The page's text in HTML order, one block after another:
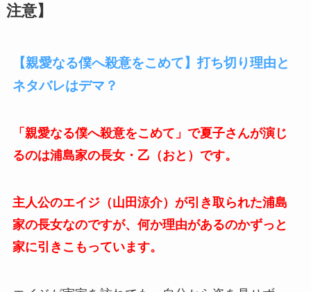
注意】
【親愛なる僕へ殺意をこめて】打ち切り理由と
ネタバレはデマ？
「親愛なる僕へ殺意をこめて」で夏子さんが演じ
るのは浦島家の長女・乙（おと）です。
主人公のエイジ（山田涼介）が引き取られた浦島
家の長女なのですが、何か理由があるのかずっと
家に引きこもっています。